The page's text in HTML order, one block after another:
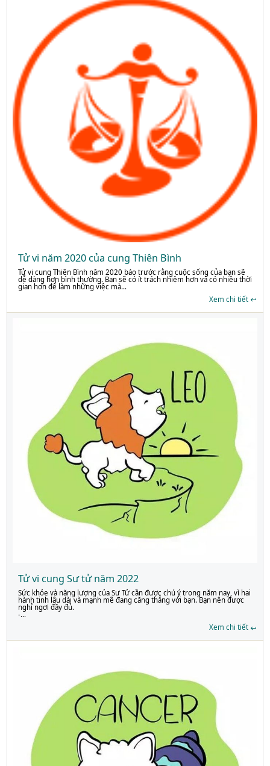
Tử vi năm 2020 của cung Thiên Bình
Tử vi cung Thiên Bình năm 2020 báo trước rằng cuộc sống của bạn sẽ
dễ dàng hơn bình thường. Bạn sẽ có ít trách nhiệm hơn và có nhiều thời
gian hơn để làm những việc mà...
Xem chi tiết
Tử vi cung Sư tử năm 2022
Sức khỏe và năng lượng của Sư Tử cần được chú ý trong năm nay, vì hai
hành tinh lâu dài và mạnh mẽ đang căng thẳng với bạn. Bạn nên được
nghỉ ngơi đầy đủ.
-...
Xem chi tiết